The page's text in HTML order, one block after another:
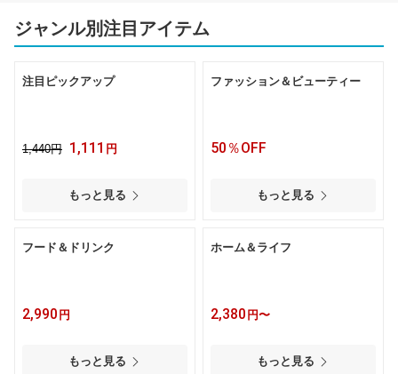
ジャンル別注目アイテム
注目ピックアップ
1,440円 1,111 円
もっと見る
ファッション＆ビューティー
50％OFF
もっと見る
フード＆ドリンク
2,990 円
もっと見る
ホーム＆ライフ
2,380 円〜
もっと見る